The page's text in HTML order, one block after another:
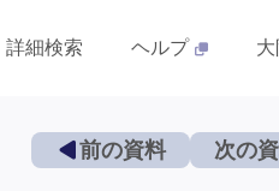
詳細検索 ヘルプ
前の資料 次の